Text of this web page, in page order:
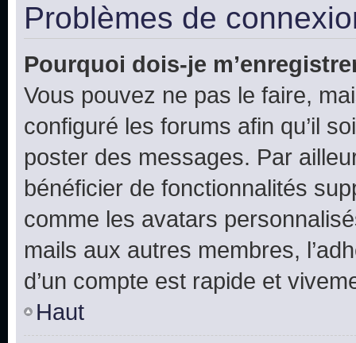
Problèmes de
Pourquoi dois-je
Vous pouvez ne pas le faire,
configuré les forums afin qu’il
poster des messages. Par
bénéficier de fonctionnalités
comme les avatars
mails aux autres membres,
d’un compte est rapide et
Haut